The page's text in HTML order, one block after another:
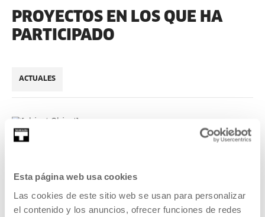
Esta página web usa cookies
Las cookies de este sitio web se usan para personalizar
el contenido y los anuncios, ofrecer funciones de redes
PROYECTOS EN LOS QUE HA
PARTICIPADO
ACTUALES
EnVive le cinéma! cuatro cineastas convierten su práctica
instalaciones cinematográficas para una sala de
exposiciones.